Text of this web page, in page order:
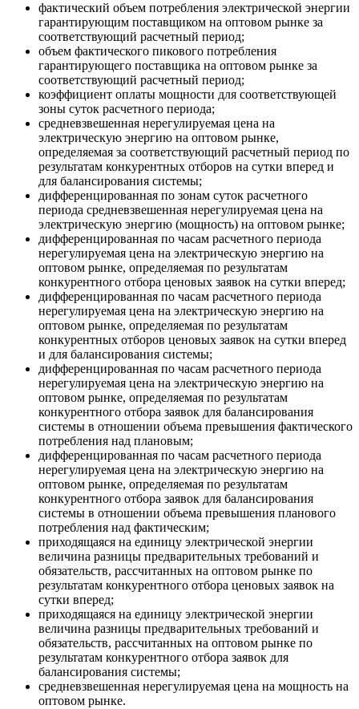
фактический объем потребления электрической энергии
гарантирующим поставщиком на оптовом рынке за
соответствующий расчетный период;
объем фактического пикового потребления
гарантирующего поставщика на оптовом рынке за
соответствующий расчетный период;
коэффициент оплаты мощности для соответствующей
зоны суток расчетного периода;
средневзвешенная нерегулируемая цена на
электрическую энергию на оптовом рынке,
определяемая за соответствующий расчетный период по
результатам конкурентных отборов на сутки вперед и
для балансирования системы;
дифференцированная по зонам суток расчетного
периода средневзвешенная нерегулируемая цена на
электрическую энергию (мощность) на оптовом рынке;
дифференцированная по часам расчетного периода
нерегулируемая цена на электрическую энергию на
оптовом рынке, определяемая по результатам
конкурентного отбора ценовых заявок на сутки вперед;
дифференцированная по часам расчетного периода
нерегулируемая цена на электрическую энергию на
оптовом рынке, определяемая по результатам
конкурентных отборов ценовых заявок на сутки вперед
и для балансирования системы;
дифференцированная по часам расчетного периода
нерегулируемая цена на электрическую энергию на
оптовом рынке, определяемая по результатам
конкурентного отбора заявок для балансирования
системы в отношении объема превышения фактического
потребления над плановым;
дифференцированная по часам расчетного периода
нерегулируемая цена на электрическую энергию на
оптовом рынке, определяемая по результатам
конкурентного отбора заявок для балансирования
системы в отношении объема превышения планового
потребления над фактическим;
приходящаяся на единицу электрической энергии
величина разницы предварительных требований и
обязательств, рассчитанных на оптовом рынке по
результатам конкурентного отбора ценовых заявок на
сутки вперед;
приходящаяся на единицу электрической энергии
величина разницы предварительных требований и
обязательств, рассчитанных на оптовом рынке по
результатам конкурентного отбора заявок для
балансирования системы;
средневзвешенная нерегулируемая цена на мощность на
оптовом рынке.